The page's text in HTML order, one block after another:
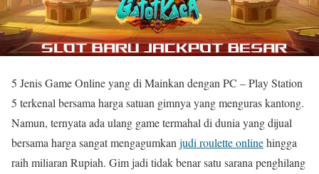
5 Jenis Game Online yang di Mainkan dengan PC – Play Station
5 terkenal bersama harga satuan gimnya yang menguras kantong.
Namun, ternyata ada ulang game termahal di dunia yang dijual
bersama harga sangat mengagumkan judi roulette onlinehingga
raih miliaran Rupiah. Gim jadi tidak benar satu sarana penghilang